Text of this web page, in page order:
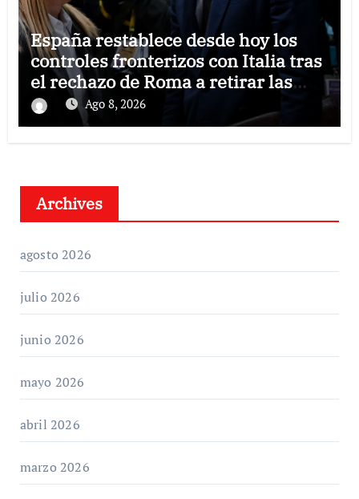
España restablece desde hoy los
controles fronterizos con Italia tras
el rechazo de Roma a retirar las
restricciones
Ago 8, 2026
Archives
agosto 2026
julio 2026
junio 2026
mayo 2026
abril 2026
marzo 2026